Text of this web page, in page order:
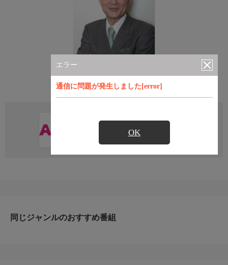
エラー
通信に問題が発生しました[error]
OK
直近の放送予定はありません
同じジャンルのおすすめ番組